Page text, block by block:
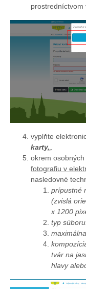
prostredníctvom
vyplňte
karty,
okrem
fotografiu v
nasledovné
prípustné
(zvislá
x 1200
typ
tvár na
hlavy